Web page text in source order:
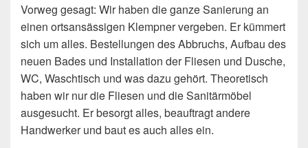
Vorweg gesagt: Wir haben die ganze Sanierung an
einen ortsansässigen Klempner vergeben. Er kümmert
sich um alles. Bestellungen des Abbruchs, Aufbau des
neuen Bades und Installation der Fliesen und Dusche,
WC, Waschtisch und was dazu gehört. Theoretisch
haben wir nur die Fliesen und die Sanitärmöbel
ausgesucht. Er besorgt alles, beauftragt andere
Handwerker und baut es auch alles ein.